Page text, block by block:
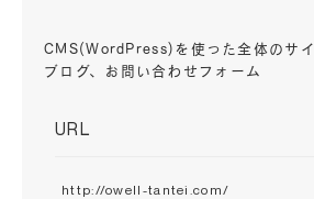
CMS(WordPress)を使った全体のサイ
ブログ、お問い合わせフォーム
URL
http://owell-tantei.com/